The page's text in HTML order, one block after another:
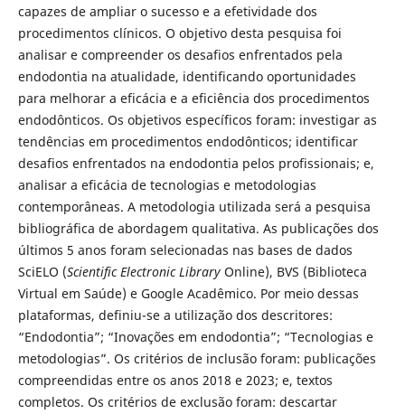
capazes de ampliar o sucesso e a efetividade dos
procedimentos clínicos. O objetivo desta pesquisa foi
analisar e compreender os desafios enfrentados pela
endodontia na atualidade, identificando oportunidades
para melhorar a eficácia e a eficiência dos procedimentos
endodônticos. Os objetivos específicos foram: investigar as
tendências em procedimentos endodônticos; identificar
desafios enfrentados na endodontia pelos profissionais; e,
analisar a eficácia de tecnologias e metodologias
contemporâneas. A metodologia utilizada será a pesquisa
bibliográfica de abordagem qualitativa. As publicações dos
últimos 5 anos foram selecionadas nas bases de dados
SciELO (Scientific Electronic LibraryOnline), BVS (Biblioteca
Virtual em Saúde) e Google Acadêmico. Por meio dessas
plataformas, definiu-se a utilização dos descritores:
“Endodontia”; “Inovações em endodontia”; “Tecnologias e
metodologias”. Os critérios de inclusão foram: publicações
compreendidas entre os anos 2018 e 2023; e, textos
completos. Os critérios de exclusão foram: descartar